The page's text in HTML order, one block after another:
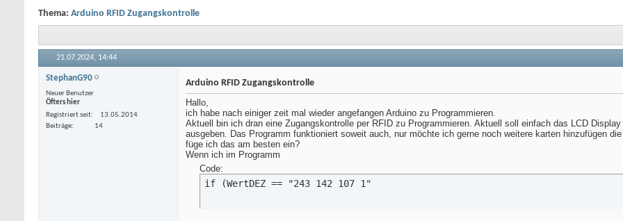
Thema: Arduino RFID Zugangskontrolle
21.07.2024, 14:44
StephanG90
Neuer Benutzer
Öfters hier
Registriert seit
13.05.2014
Beiträge
14
Arduino RFID Zugangskontrolle
Hallo,
ich habe nach einiger zeit mal wieder angefangen Arduino zu Programmieren.
Aktuell bin ich dran eine Zugangskontrolle per RFID zu Programmieren. Aktuell soll einfach das LCD
ausgeben. Das Programm funktioniert soweit auch, nur möchte ich gerne noch weitere karten hinzufügen
füge ich das am besten ein?
Wenn ich im Programm
Code:
if (WertDEZ == "243 142 107 1"